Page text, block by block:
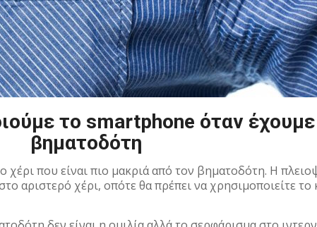
το smartphone όταν έχουμε
βηματοδότη
χέρι που είναι πιο μακριά από τον βηματοδότη. Η
αριστερό χέρι, οπότε θα πρέπει να χρησιμοποιείτε το